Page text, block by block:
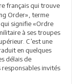
français qui trouve
Order», terme
signifie «Ordre
à ses troupes
C’est une
en quelques
délais de
invités